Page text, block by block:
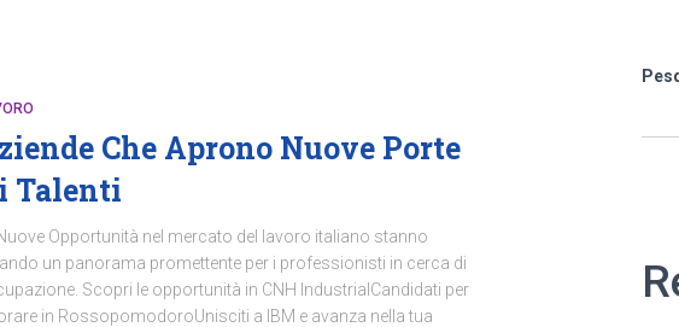
Che Aprono Nuove Porte
Talenti
Opportunità nel mercato del lavoro italiano stanno
un panorama promettente per i professionisti in cerca di
Scopri le opportunità in CNH IndustrialCandidati per
in RossopomodoroUnisciti a IBM e avanza nella tua